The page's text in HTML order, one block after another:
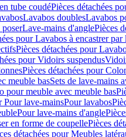
tube coudéPièces détachées
Lavabos doublesLavabos
Lave-mains d'anglePièces
pour Lavabos à encastrer par
Pièces détachées pour
pour Vidoirs suspendus
Pièces détachées pour
meuble basSets de lave-mains
pour meuble avec meuble bas
Pour lave-mainsPour lavabos
Pour lave-mains d'angle
en forme de coupellePièces
détachées pour Meubles